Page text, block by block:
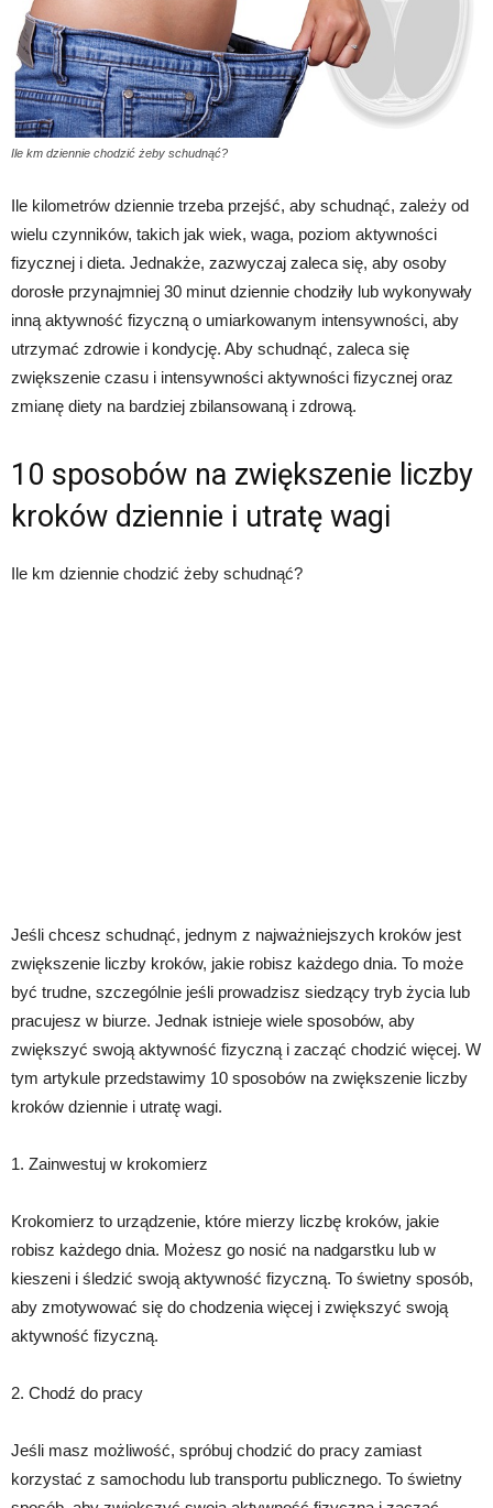
Ile km dziennie chodzić żeby schudnąć?
Ile kilometrów dziennie trzeba przejść, aby schudnąć, zależy od
wielu czynników, takich jak wiek, waga, poziom aktywności
fizycznej i dieta. Jednakże, zazwyczaj zaleca się, aby osoby
dorosłe przynajmniej 30 minut dziennie chodziły lub wykonywały
inną aktywność fizyczną o umiarkowanym intensywności, aby
utrzymać zdrowie i kondycję. Aby schudnąć, zaleca się
zwiększenie czasu i intensywności aktywności fizycznej oraz
zmianę diety na bardziej zbilansowaną i zdrową.
10 sposobów na zwiększenie liczby
kroków dziennie i utratę wagi
Ile km dziennie chodzić żeby schudnąć?
Jeśli chcesz schudnąć, jednym z najważniejszych kroków jest
zwiększenie liczby kroków, jakie robisz każdego dnia. To może
być trudne, szczególnie jeśli prowadzisz siedzący tryb życia lub
pracujesz w biurze. Jednak istnieje wiele sposobów, aby
zwiększyć swoją aktywność fizyczną i zacząć chodzić więcej. W
tym artykule przedstawimy 10 sposobów na zwiększenie liczby
kroków dziennie i utratę wagi.
1. Zainwestuj w krokomierz
Krokomierz to urządzenie, które mierzy liczbę kroków, jakie
robisz każdego dnia. Możesz go nosić na nadgarstku lub w
kieszeni i śledzić swoją aktywność fizyczną. To świetny sposób,
aby zmotywować się do chodzenia więcej i zwiększyć swoją
aktywność fizyczną.
2. Chodź do pracy
Jeśli masz możliwość, spróbuj chodzić do pracy zamiast
korzystać z samochodu lub transportu publicznego. To świetny